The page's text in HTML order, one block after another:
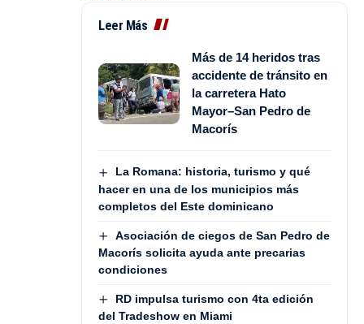
Leer Más
Más de 14 heridos tras
accidente de tránsito en
la carretera Hato
Mayor–San Pedro de
Macorís
La Romana: historia, turismo y qué
hacer en una de los municipios más
completos del Este dominicano
Asociación de ciegos de San Pedro de
Macorís solicita ayuda ante precarias
condiciones
RD impulsa turismo con 4ta edición
del Tradeshow en Miami